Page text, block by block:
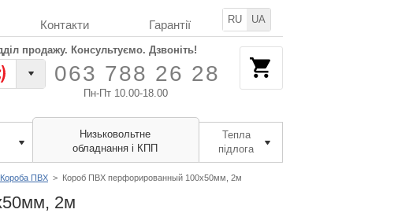
RU UA
Контакти Гарантії
продажу. Консультуємо. Дзвоніть!
063 788 26 28
Пн-Пт 10.00-18.00
Низьковольтне
обладнання і КПП
Тепла
підлога
Короба ПВХ > Короб ПВХ перфорированный 100х50мм, 2м
2м